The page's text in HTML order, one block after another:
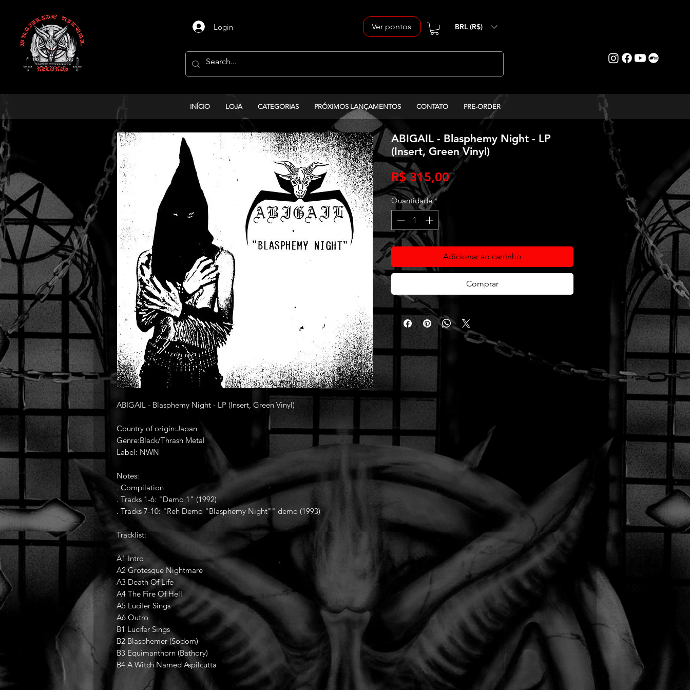
Login Ver pontos BRL (R$)
INÍCIO LOJA CATEGORIAS PRÓXIMOS LANÇAMENTOS CONTATO PRE-ORDER
ABIGAIL - Blasphemy Night - LP (Insert, Green Vinyl)
Country of origin:Japan
Genre:Black/Thrash Metal
Label: NWN
Notes:
. Compilation
. Tracks 1-6: "Demo 1" (1992)
. Tracks 7-10: "Reh Demo "Blasphemy Night"" demo (1993)
Tracklist:
A1 Intro
A2 Grotesque Nightmare
A3 Death Of Life
A4 The Fire Of Hell
A5 Lucifer Sings
A6 Outro
B1 Lucifer Sings
B2 Blasphemer (Sodom)
B3 Equimanthorn (Bathory)
B4 A Witch Named Aspilcutta
ABIGAIL - Blasphemy Night - LP
(Insert, Green Vinyl)
R$ 315,00Preço
Quantidade *
Adicionar ao carrinho
Comprar